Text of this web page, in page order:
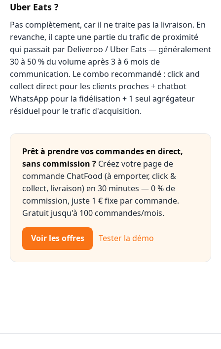
Uber Eats ?
Pas complètement, car il ne traite pas la livraison. En
revanche, il capte une partie du trafic de proximité
qui passait par Deliveroo / Uber Eats — généralement
30 à 50 % du volume après 3 à 6 mois de
communication. Le combo recommandé : click and
collect direct pour les clients proches + chatbot
WhatsApp pour la fidélisation + 1 seul agrégateur
résiduel pour le trafic d'acquisition.
Prêt à prendre vos commandes en direct,
sans commission ? Créez votre page de
commande ChatFood (à emporter, click &
collect, livraison) en 30 minutes — 0 % de
commission, juste 1 € fixe par commande.
Gratuit jusqu'à 100 commandes/mois.
Voir les offres Tester la démo